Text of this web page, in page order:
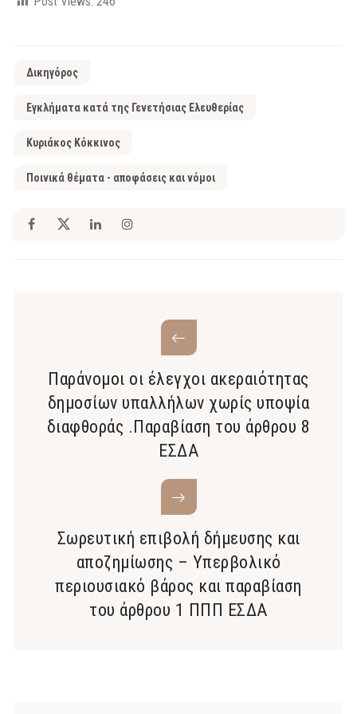
Δικηγόρος
Εγκλήματα κατά της Γενετήσιας Ελευθερίας
Κυριάκος Κόκκινος
Ποινικά θέματα - αποφάσεις και νόμοι
Παράνομοι οι έλεγχοι ακεραιότητας
δημοσίων υπαλλήλων χωρίς υποψία
διαφθοράς .Παραβίαση του άρθρου 8
ΕΣΔΑ
Σωρευτική επιβολή δήμευσης και
αποζημίωσης – Υπερβολικό
περιουσιακό βάρος και παραβίαση
του άρθρου 1 ΠΠΠ ΕΣΔΑ